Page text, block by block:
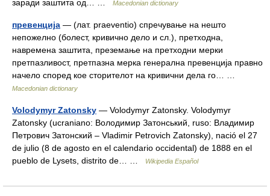
заради заштита од… …
Macedonian dictionary
превенција — (лат. praeventio) спречување на нешто
непожелно (болест, кривично дело и сл.), претходна,
навремена заштита, преземање на претходни мерки
претпазливост, претпазна мерка генерална превенција правно
начело според кое сторителот на кривични дела го… …
Macedonian dictionary
Volodymyr Zatonsky — Volodymyr Zatonsky. Volodymyr
Zatonsky (ucraniano: Володимир Затонський, ruso: Владимир
Петрович Затонский – Vladimir Petrovich Zatonsky), nació el 27
de julio (8 de agosto en el calendario occidental) de 1888 en el
pueblo de Lysets, distrito de… …
Wikipedia Español